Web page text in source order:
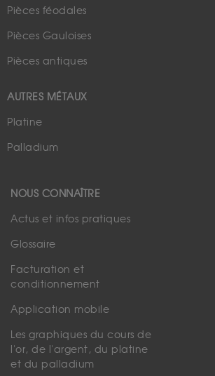
Pièces féodales
Pièces Gauloises
Pièces antiques
AUTRES MÉTAUX
Platine
Palladium
NOUS CONNAÎTRE
Actus et infos pratiques
Glossaire
Facturation et
conditionnement
Application mobile
Les graphiques du cours de
l'or, de l'argent, du platine
et du palladium